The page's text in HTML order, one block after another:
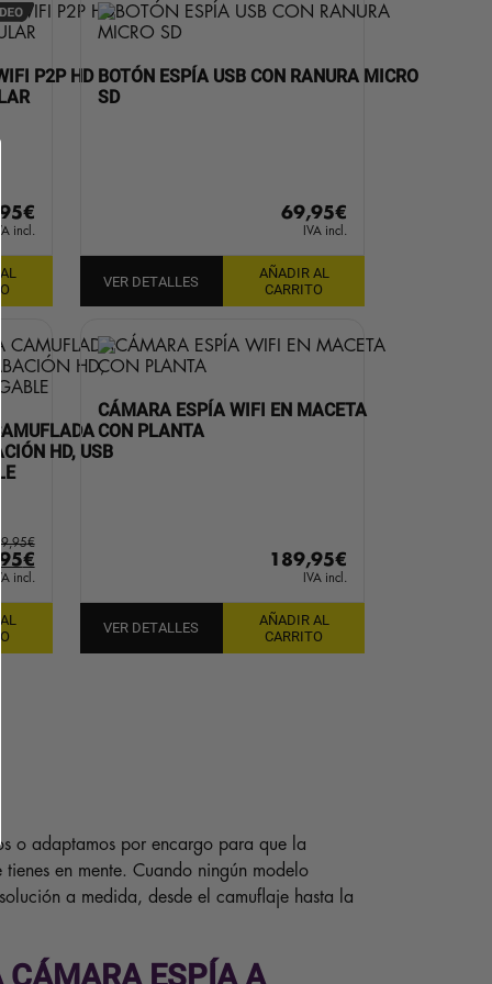
P2P HD
€
incl.
BOTÓN ESPÍA USB CON RANURA MICRO
SD
69,95€
IVA incl.
VER DETALLES
AÑADIR AL
CARRITO
HD, USB
€
€El
precio
actual
incl.
CÁMARA ESPÍA WIFI EN MACETA
CON PLANTA
189,95€
IVA incl.
VER DETALLES
AÑADIR AL
CARRITO
o adaptamos por encargo para que la
en mente. Cuando ningún modelo
a medida, desde el camuflaje hasta la